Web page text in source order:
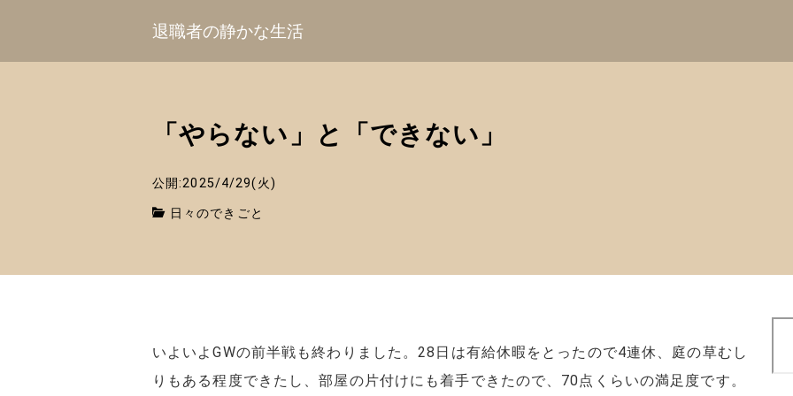
退職者の静かな生活
「やらない」と「できない」
公開:2025/4/29(火)
日々のできごと
いよいよGWの前半戦も終わりました。28日は有給休暇をとったので4連休、庭の草むし
りもある程度できたし、部屋の片付けにも着手できたので、70点くらいの満足度です。